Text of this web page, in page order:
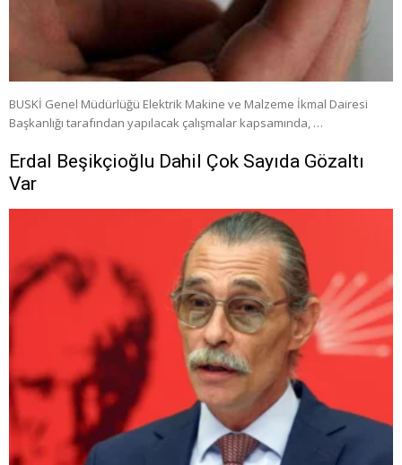
BUSKİ Genel Müdürlüğü Elektrik Makine ve Malzeme İkmal Dairesi
Başkanlığı tarafından yapılacak çalışmalar kapsamında, …
Erdal Beşikçioğlu Dahil Çok Sayıda Gözaltı
Var